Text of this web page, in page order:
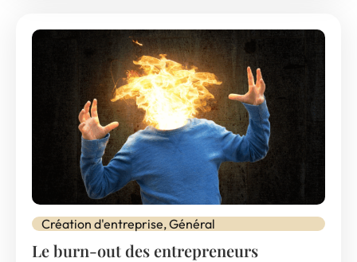
Création d'entreprise,Général
Le burn-out des entrepreneurs